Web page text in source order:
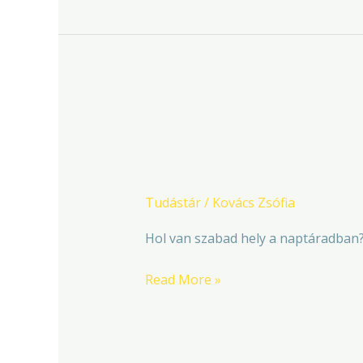
Tudástár/ Kovács Zsófia
Hol van szabad hely a
Read More »